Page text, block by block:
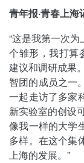
青年报·青春上海
“这是我第一次
个雏形，我打算
建议和调研成果
智团的成员之一
一起走访了多家
新实验室的创设
像我一样的大学
多样。在这个集
上海的发展。”